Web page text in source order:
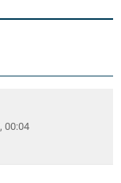
00:04